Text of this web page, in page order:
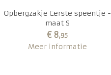
Opbergzakje Eerste speentje -
maat S
€ 8,95
Meer informatie